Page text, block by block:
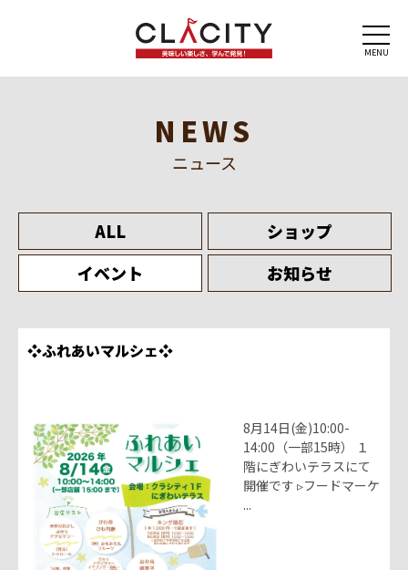
MENU
NEWS
ニュース
ALL
ショップ
イベント
お知らせ
❖ふれあいマルシェ❖
8月14日(金)10:00-
14:00（一部15時） １
階にぎわいテラスにて
開催です ▹フードマーケ
...